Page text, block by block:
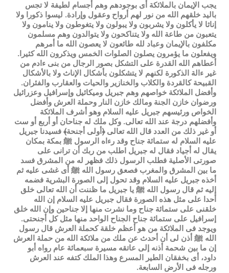
يجب الإيمان بالملائكة أى بوجودهم وهم أجسام لطيفة لا تجس
باليد خلقهم الله من نور لهم أرواح وعقول وإرادة. ليسوا ذكورا ولا
إناثا لا يأكلون ولا يشربون ولا يبولون ولا يتغوطون ولا ينامون ولا
يتعبون من طاعة الله ولا يتناكحون ولا يتوالدون وهم مسلمون
مكلفون بالإيمان وعباد لله طائعون لا يعصون الله ما أمرهم
ويفعلون ما يؤمرون يصلون الصلوات الخمس ويذكرون الله كثيرا.
أعطاهم الله القدرة على التشكل بصور الرجال من بنى ءادم من
غير ءالة الذكورة لكنهم لا يتشكلون بأشكال الإناث ولا بالأشكال
القبيحة كالقردة والكلاب والخنازير والحيات والعقارب والفئران.
وأفضل الملائكة خواصهم وهم جبريل وميكائيل وإسرافيل وعزرائيل
ورضوان خازن الجنة ومالك خازن النار وحملة العرش وأفضل
الخواص ورئيسهم جبريل عليه السلام وهو أشرف الملائكة
وأفضلهم درجة عند الله تعالى. وكل ملك له جناحان أو أربع أو ست
أو غير ذلك من العدد قال الله تعالى ﴿أولى أجنحة﴾ فسيدنا جبريل
عليه السلام له ستمائة جناح وقد رءاه الرسول ﷺ بمكة بمكان
يقال له أجياد فقال له جبريل اطلب من ربك أن ترانى على
صورتى الأصلية فطلب الرسول ذلك فظهر له من المشرق فسد
ما بين المشرق والمغرب فصعق رسول الله ﷺ أى غشى عليه ثم
أخذه جبريل عليه السلام وقد تحول إلى الصورة البشرية فضمه
إليه ثم قال رسول الله ﷺ يا جبريل ما ظننت أن الله تعالى خلق
أحدا على مثل هذه الصورة فقال جبريل عليه السلام إن الله
خلقنى على ستمائة جناح وما نشرت منها إلا جناحين وإن الله خلق
إسرافيل على ستمائة جناح الجناح الواحد منها مثل كل أجنحتى.
ويوجد فى الملائكة من هو أعظم خلقة كحملة العرش قال رسول
الله ﷺ أذن لى أن أحدث عن ملك من ملائكة الله من حملة العرش
إن ما بين شحمة أذنه إلى عاتقه مسيرة سبعمائة عام رواه أبو
داود، أى بخفقان الطير المسرع وهذا الملك كتفه عند العرش
ورجله فى الأرض السابعة.